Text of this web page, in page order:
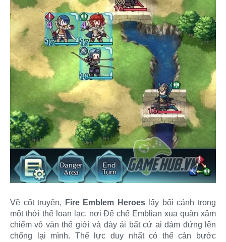
Về cốt truyện, Fire Emblem Heroeslấy bối cảnh trong
một thời thế loạn lạc, nơi Đế chế Emblian xua quân xâm
chiếm vô vàn thế giới và đày ải bất cứ ai dám đứng lên
chống lại mình. Thế lực duy nhất có thể cản bước